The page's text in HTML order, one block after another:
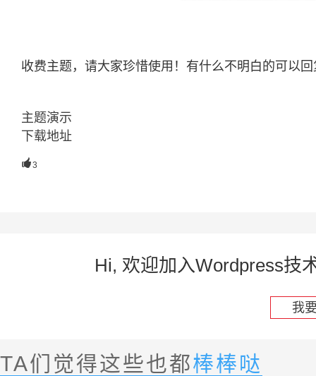
收费主题，请大家珍惜使用！有什么不明白的可以
主题演示
下载地址
3
Hi, 欢迎加入Wordpress技
我
TA们觉得这些也都棒棒哒